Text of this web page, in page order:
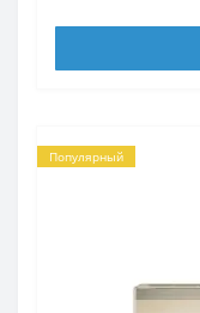
Популярный